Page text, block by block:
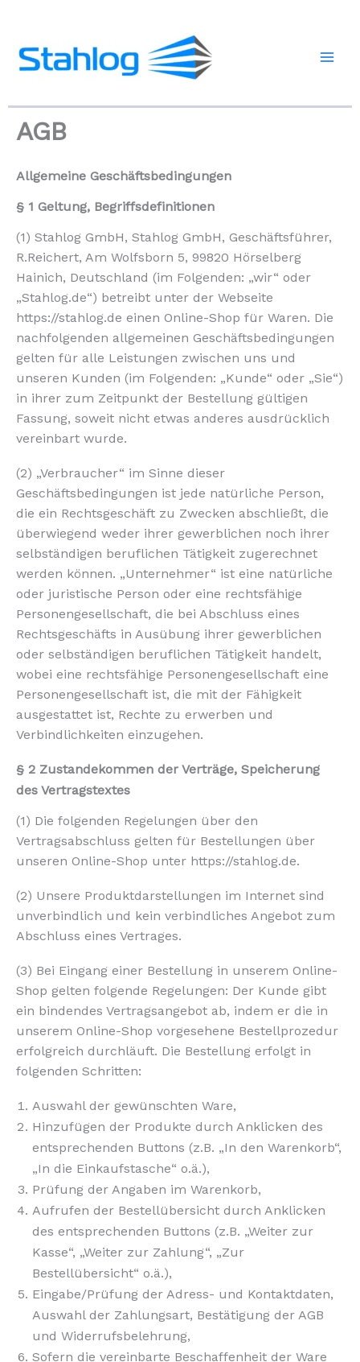
springen
AGB
Allgemeine Geschäftsbedingungen
§ 1 Geltung, Begriffsdefinitionen
(1) Stahlog GmbH, Stahlog GmbH, Geschäftsführer,
R.Reichert, Am Wolfsborn 5, 99820 Hörselberg
Hainich, Deutschland (im Folgenden: „wir“ oder
„Stahlog.de“) betreibt unter der Webseite
https://stahlog.de einen Online-Shop für Waren. Die
nachfolgenden allgemeinen Geschäftsbedingungen
gelten für alle Leistungen zwischen uns und
unseren Kunden (im Folgenden: „Kunde“ oder „Sie“)
in ihrer zum Zeitpunkt der Bestellung gültigen
Fassung, soweit nicht etwas anderes ausdrücklich
vereinbart wurde.
(2) „Verbraucher“ im Sinne dieser
Geschäftsbedingungen ist jede natürliche Person,
die ein Rechtsgeschäft zu Zwecken abschließt, die
überwiegend weder ihrer gewerblichen noch ihrer
selbständigen beruflichen Tätigkeit zugerechnet
werden können. „Unternehmer“ ist eine natürliche
oder juristische Person oder eine rechtsfähige
Personengesellschaft, die bei Abschluss eines
Rechtsgeschäfts in Ausübung ihrer gewerblichen
oder selbständigen beruflichen Tätigkeit handelt,
wobei eine rechtsfähige Personengesellschaft eine
Personengesellschaft ist, die mit der Fähigkeit
ausgestattet ist, Rechte zu erwerben und
Verbindlichkeiten einzugehen.
§ 2 Zustandekommen der Verträge, Speicherung
des Vertragstextes
(1) Die folgenden Regelungen über den
Vertragsabschluss gelten für Bestellungen über
unseren Online-Shop unter https://stahlog.de.
(2) Unsere Produktdarstellungen im Internet sind
unverbindlich und kein verbindliches Angebot zum
Abschluss eines Vertrages.
(3) Bei Eingang einer Bestellung in unserem Online-
Shop gelten folgende Regelungen: Der Kunde gibt
ein bindendes Vertragsangebot ab, indem er die in
unserem Online-Shop vorgesehene Bestellprozedur
erfolgreich durchläuft. Die Bestellung erfolgt in
folgenden Schritten:
Auswahl der gewünschten Ware,
Hinzufügen der Produkte durch Anklicken des
entsprechenden Buttons (z.B. „In den Warenkorb“,
„In die Einkaufstasche“ o.ä.),
Prüfung der Angaben im Warenkorb,
Aufrufen der Bestellübersicht durch Anklicken
des entsprechenden Buttons (z.B. „Weiter zur
Kasse“, „Weiter zur Zahlung“, „Zur
Bestellübersicht“ o.ä.),
Eingabe/Prüfung der Adress- und Kontaktdaten,
Auswahl der Zahlungsart, Bestätigung der AGB
und Widerrufsbelehrung,
Sofern die vereinbarte Beschaffenheit der Ware